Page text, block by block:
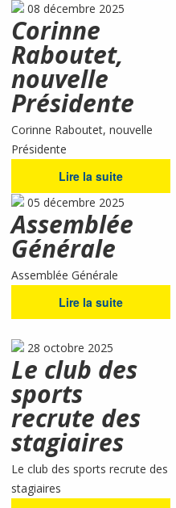
08 décembre 2025
Corinne
Raboutet,
nouvelle
Présidente
Corinne Raboutet, nouvelle
Présidente
Lire la suite
05 décembre 2025
Assemblée
Générale
Assemblée Générale
Lire la suite
28 octobre 2025
Le club des
sports
recrute des
stagiaires
Le club des sports recrute des
stagiaires